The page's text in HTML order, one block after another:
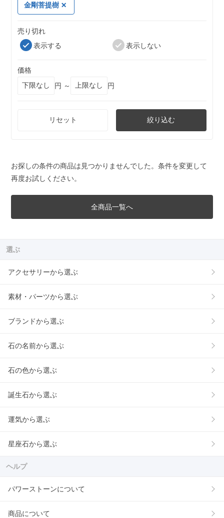
金剛菩提樹
売り切れ
表示する
表示しない
価格
円 ～
円
リセット 絞り込む
お探しの条件の商品は見つかりませんでした。条件を変更して
再度お試しください。
全商品一覧へ
選ぶ
アクセサリーから選ぶ
素材・パーツから選ぶ
ブランドから選ぶ
石の名前から選ぶ
石の色から選ぶ
誕生石から選ぶ
運気から選ぶ
星座石から選ぶ
ヘルプ
パワーストーンについて
商品について